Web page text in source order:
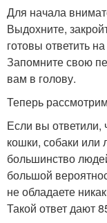
Для начала
Выдохните,
готовы ответить
Запомните свою
вам в голову.
Теперь
Если вы ответили,
кошки, собаки или
большинство
большой
не обладаете
Такой ответ дают